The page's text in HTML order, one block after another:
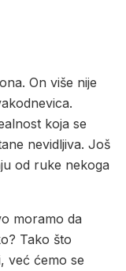
On više nije
koja se
nevidljiva. Još
od ruke nekoga
moramo da
Tako što
već ćemo se